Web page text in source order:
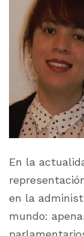
En la
en la
mundo: